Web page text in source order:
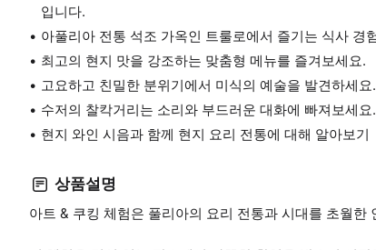
입니다.
아풀리아 전통 석조 가옥인 트룰로에서 즐기는 식사 경
최고의 현지 맛을 강조하는 맞춤형 메뉴를 즐겨보세요.
고요하고 친밀한 분위기에서 미식의 예술을 발견하세요.
수저의 찰칵거리는 소리와 부드러운 대화에 빠져보세요.
현지 와인 시음과 함께 현지 요리 전통에 대해 알아보기
상품설명
아트 & 쿠킹 체험은 풀리아의 요리 전통과 시대를 초월